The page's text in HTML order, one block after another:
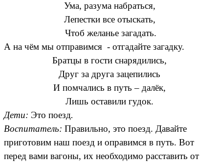
Ума, разума набраться,
Лепестки все отыскать,
Чтоб желанье загадать.
А на чём мы отправимся - отгадайте загадку.
Братцы в гости снарядились,
Друг за друга зацепились
И помчались в путь – далёк,
Лишь оставили гудок.
Дети: Это поезд.
Воспитатель: Правильно, это поезд. Давайте
приготовим наш поезд и оправимся в путь. Вот
перед вами вагоны, их необходимо расставить от